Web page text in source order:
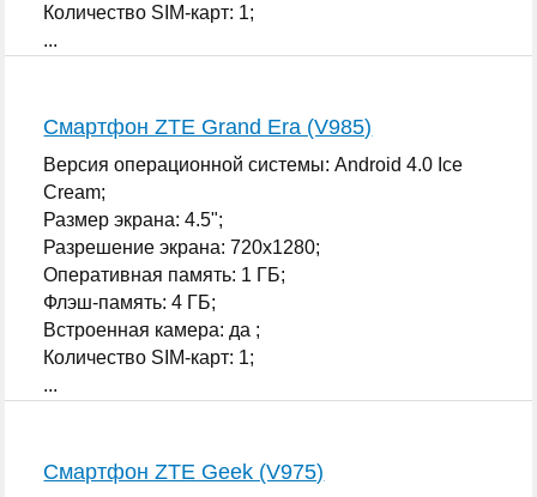
Количество SIM-карт: 1;
...
Смартфон ZTE Grand Era (V985)
Версия операционной системы: Android 4.0 Ice
Cream;
Размер экрана: 4.5";
Разрешение экрана: 720x1280;
Оперативная память: 1 ГБ;
Флэш-память: 4 ГБ;
Встроенная камера: да ;
Количество SIM-карт: 1;
...
Смартфон ZTE Geek (V975)